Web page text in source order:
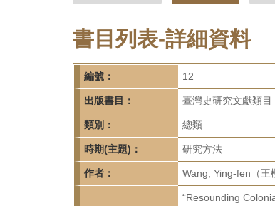
灣
史
研
究
所-
首
頁
書目列表-詳細資料
編號： 12
出版書目： 臺灣史研究文獻類
類別： 總類
時期(主題)： 研究方法
作者： Wang, Ying-fen（王
“Resounding